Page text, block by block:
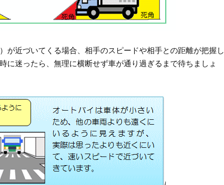
が近づいてくる場合、相手のスピードや相手との距離が把握し
に迷ったら、無理に横断せず車が通り過ぎるまで待ちましょ